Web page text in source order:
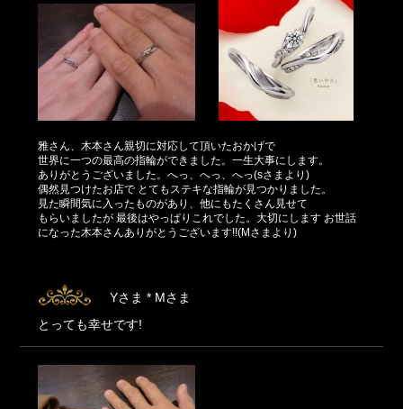
雅さん、木本さん親切に対応して頂いたおかげで
世界に一つの最高の指輪ができました。一生大事にします。
ありがとうございました。へっ、へっ、へっ(sさまより)
偶然見つけたお店で とてもステキな指輪が見つかりました。
見た瞬間気に入ったものがあり、他にもたくさん見せて
もらいましたが 最後はやっぱりこれでした。大切にします お世話
になった木本さんありがとうございます!!(Mさまより)
Yさま * Mさま
とっても幸せです!